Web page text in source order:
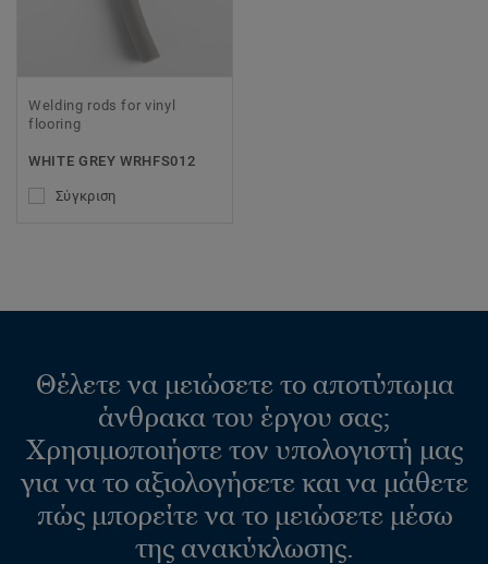
Welding rods for vinyl
flooring
WHITE GREY WRHFS012
Σύγκριση
Θέλετε να μειώσετε το αποτύπωμα
άνθρακα του έργου σας;
Χρησιμοποιήστε τον υπολογιστή μας
για να το αξιολογήσετε και να μάθετε
πώς μπορείτε να το μειώσετε μέσω
της ανακύκλωσης.